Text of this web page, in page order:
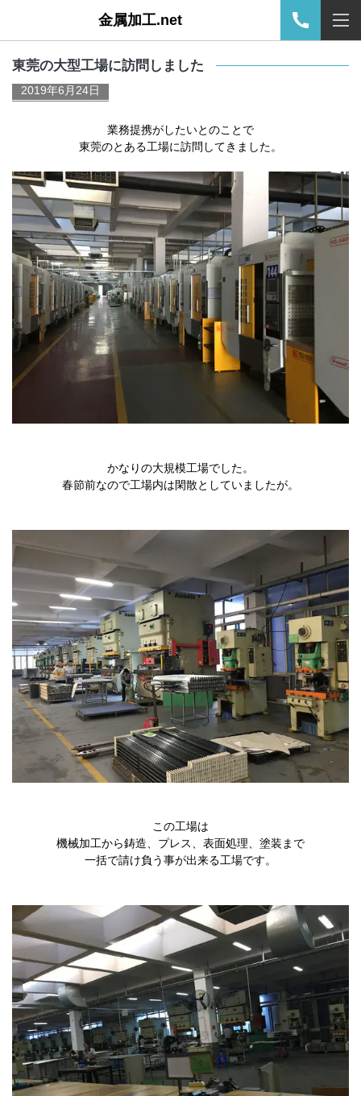
金属加工.net
東莞の大型工場に訪問しました
2019年6月24日
業務提携がしたいとのことで
東莞のとある工場に訪問してきました。
かなりの大規模工場でした。
春節前なので工場内は閑散としていましたが。
この工場は
機械加工から鋳造、プレス、表面処理、塗装まで
一括で請け負う事が出来る工場です。